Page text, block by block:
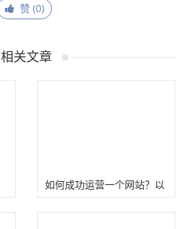
赞 (0)
相关文章
如何成功运营一个网站？以
下五个步骤值得思考